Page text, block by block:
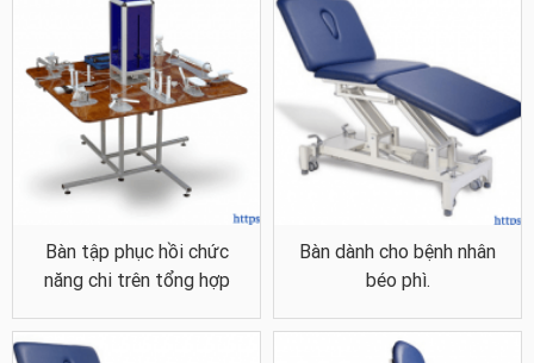
Bàn tập phục hồi chức
năng chi trên tổng hợp
Bàn dành cho bệnh nhân
béo phì.